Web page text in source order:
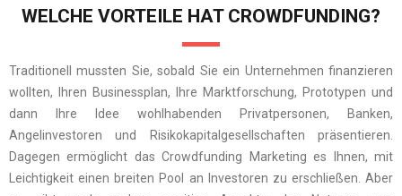
WELCHE VORTEILE HAT CROWDFUNDING?
Traditionell mussten Sie, sobald Sie ein Unternehmen finanzieren
wollten, Ihren Businessplan, Ihre Marktforschung, Prototypen und
dann Ihre Idee wohlhabenden Privatpersonen, Banken,
Angelinvestoren und Risikokapitalgesellschaften präsentieren.
Dagegen ermöglicht das Crowdfunding Marketing es Ihnen, mit
Leichtigkeit einen breiten Pool an Investoren zu erschließen. Aber